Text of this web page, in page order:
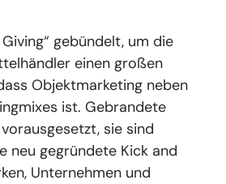
gebündelt, um die
einen großen
Objektmarketing neben
ist. Gebrandete
sie sind
neu gegründete Kick and
Unternehmen und